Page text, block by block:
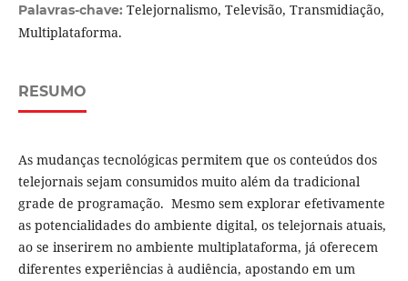
Palavras-chave: Telejornalismo, Televisão, Transmidiação,
Multiplataforma.
RESUMO
As mudanças tecnológicas permitem que os conteúdos dos
telejornais sejam consumidos muito além da tradicional
grade de programação. Mesmo sem explorar efetivamente
as potencialidades do ambiente digital, os telejornais atuais,
ao se inserirem no ambiente multiplataforma, já oferecem
diferentes experiências à audiência, apostando em um